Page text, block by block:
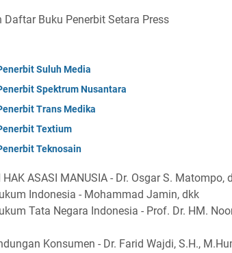
Buku Penerbit Setara Press
Suluh Media
Spektrum Nusantara
Trans Medika
Textium
Teknosain
HAK ASASI MANUSIA - Dr. Osgar S. Matompo,
Indonesia - Mohammad Jamin, dkk
Tata Negara Indonesia - Prof. Dr. HM.
Konsumen - Dr. Farid Wajdi, S.H.,